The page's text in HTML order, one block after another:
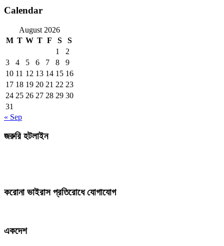
Calendar
August 2026
M T W T F S
S
1
2
3
4 5 6 7 8
9
10 11 12 13 14 15 16
17 18 19 20 21 22 23
24 25 26 27 28 29 30
31
« Sep
জরুরি হটলাইন
করোনা ভাইরাস প্রতিরোধে যোগাযোগ
একদেশ